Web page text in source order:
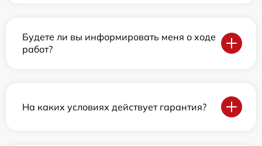
Будете ли вы информировать меня о ходе
работ?
На каких условиях действует гарантия?